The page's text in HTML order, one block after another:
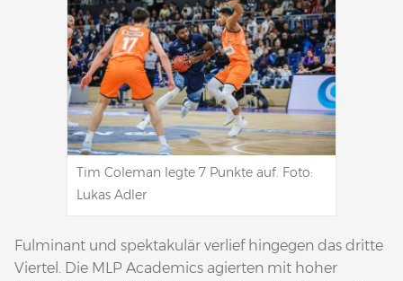
Tim Coleman legte 7 Punkte auf. Foto:
Lukas Adler
Fulminant und spektakulär verlief hingegen das dritte
Viertel. Die MLP Academics agierten mit hoher